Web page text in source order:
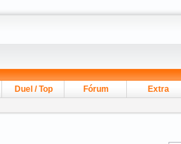
Duel / Top Fórum Extra